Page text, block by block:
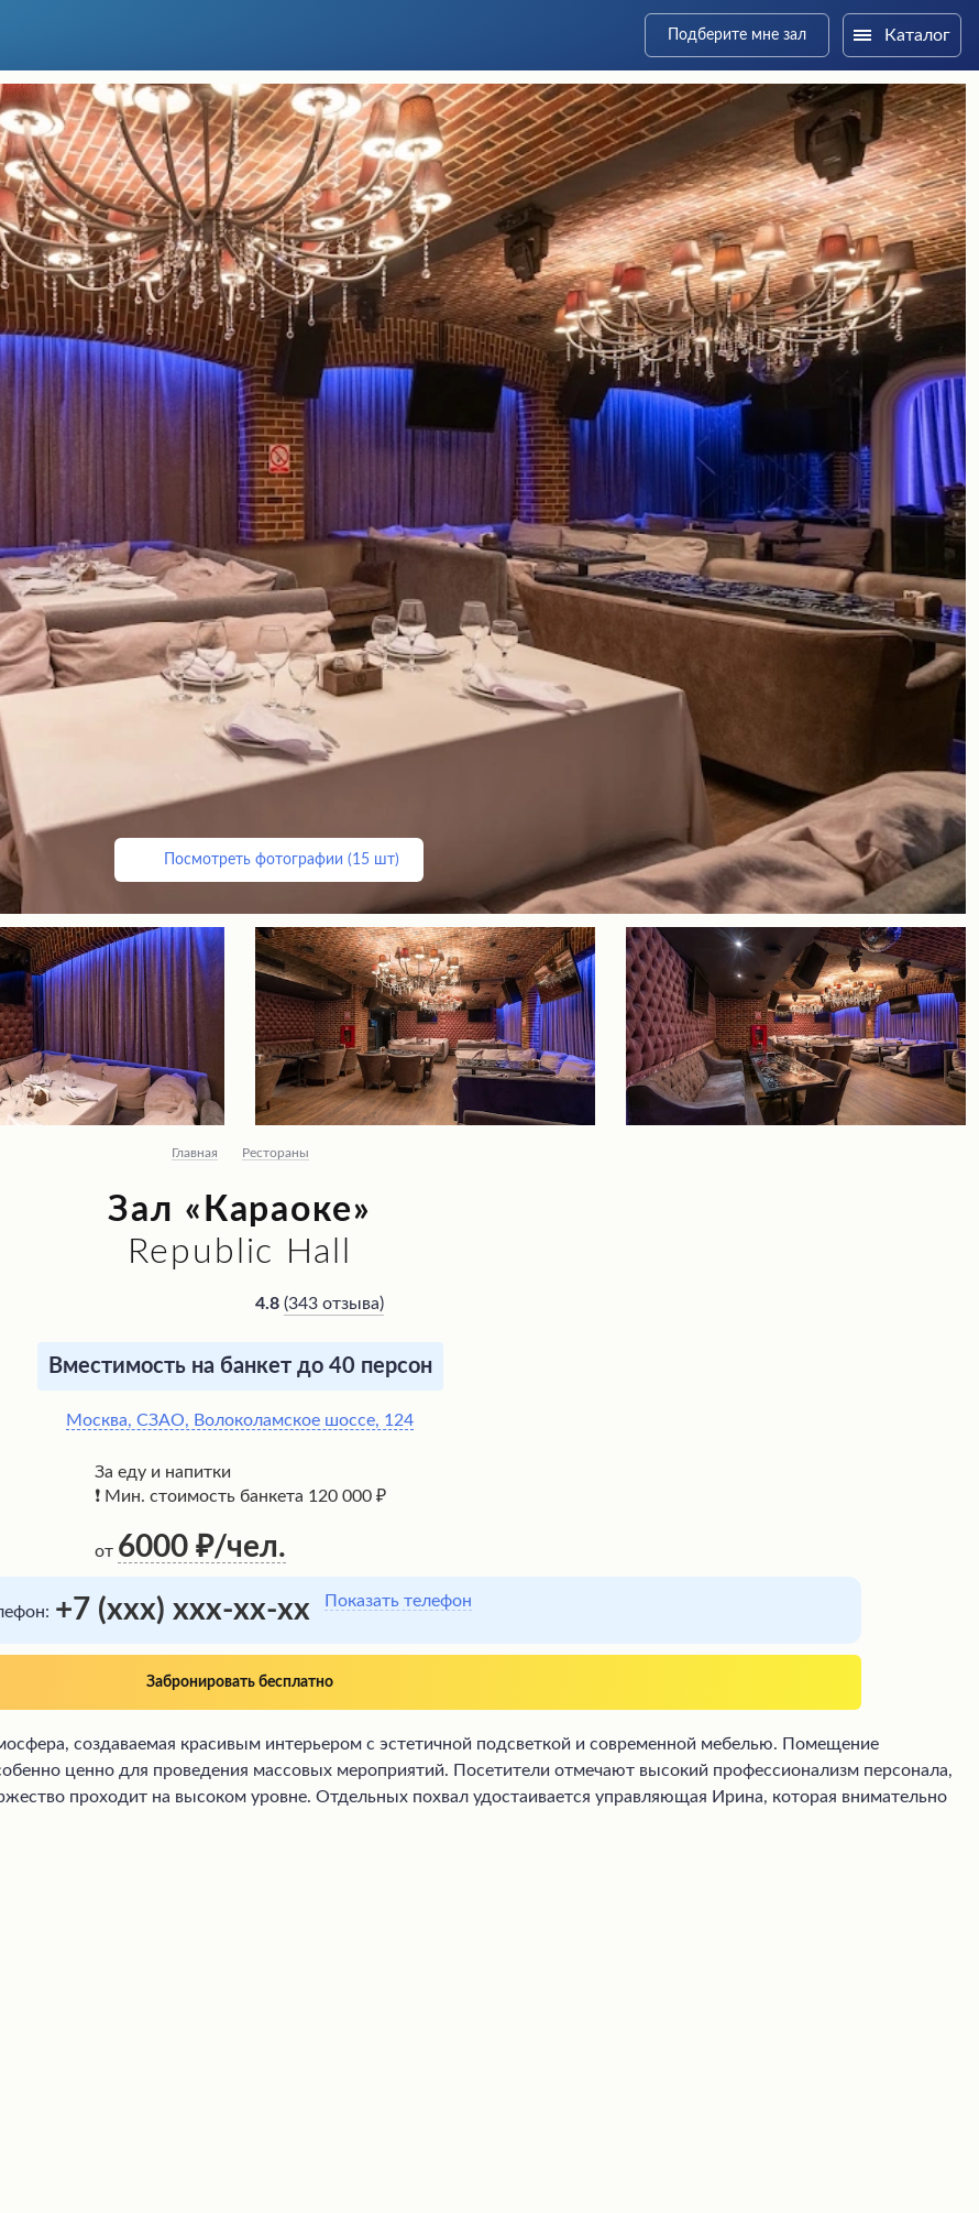
Подберите мне зал Каталог
Посмотреть фотографии (15 шт)
Главная Рестораны
Зал «Караоке»
Republic Hall
4.8 (343 отзыва)
Вместимость на банкет до 40 персон
Москва, СЗАО, Волоколамское шоссе, 124
За еду и напитки
❗ Мин. стоимость банкета 120 000 ₽
от 6000 /чел.
+7 (xxx) xxx-xx-xx Показать телефон
Забронировать бесплатно
создаваемая красивым интерьером с эстетичной подсветкой и современной мебелью. Помещение
ценно для проведения массовых мероприятий. Посетители отмечают высокий профессионализм персонала,
проходит на высоком уровне. Отдельных похвал удостаивается управляющая Ирина, которая внимательно
организации мероприятий, будь то выбор меню, подрядчиков или дополнительных услуг.